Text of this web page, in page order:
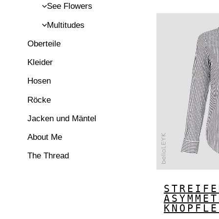
See Flowers
Multitudes
Oberteile
Kleider
Hosen
Röcke
Jacken und Mäntel
About Me
The Thread